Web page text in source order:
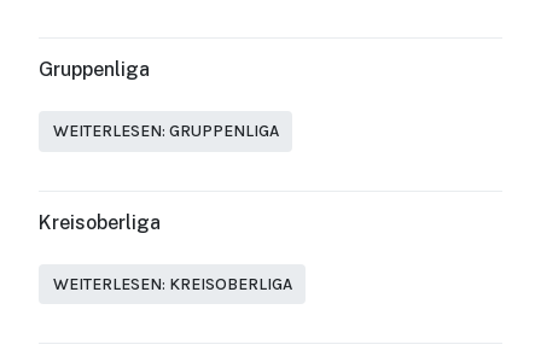
Gruppenliga
WEITERLESEN: GRUPPENLIGA
Kreisoberliga
WEITERLESEN: KREISOBERLIGA